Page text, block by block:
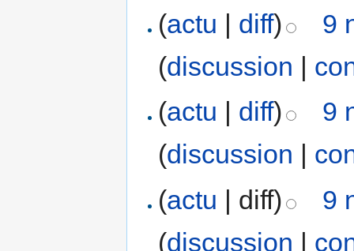
(actu | diff)
9
(discussion |
(actu | diff)
9
(discussion |
(actu | diff)
9
(discussion |